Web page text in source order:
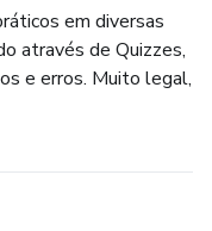
em diversas
através de Quizzes,
e erros. Muito legal,